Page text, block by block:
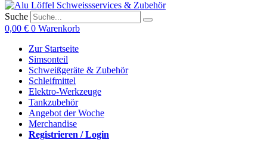
Suche
0,00 € 0 Warenkorb
Zur Startseite
Simsonteil
Schweißgeräte & Zubehör
Schleifmittel
Elektro-Werkzeuge
Tankzubehör
Angebot der Woche
Merchandise
Registrieren / Login